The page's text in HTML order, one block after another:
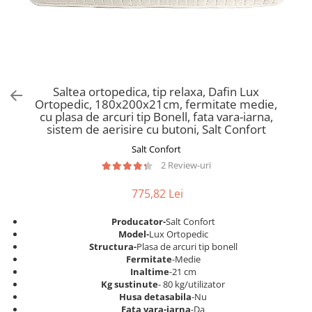
Saltele Pocket
Saltele Memory Pocket
Saltele cu plasa arcuri
Saltele cu spuma
Saltele cu spuma poliuretanica
Saltele 140x200
Saltele 160x200
Saltele 180x200
Top saltele
Noptiere
Scaune pentru living
Seturi comode living si vitrine
Etajere Birou
Dulap birou
Birouri
Scaune pentru birou
Scaune pentru vizitatori
Scaune birou copii
Scaune resigilate
Scaune gradinita
Scaune terasa si outdoor
Saltea ortopedica, tip relaxa, Dafin Lux
Ortopedic, 180x200x21cm, fermitate medie,
cu plasa de arcuri tip Bonell, fata vara-iarna,
sistem de aerisire cu butoni, Salt Confort
Salt Confort
2 Review-uri
775,82 Lei
Producator-Salt Confort
Model-Lux Ortopedic
Structura-Plasa de arcuri tip bonell
Fermitate-Medie
Inaltime-21 cm
Kg sustinute- 80 kg/utilizator
Husa detasabila-Nu
Fata vara-iarna-Da